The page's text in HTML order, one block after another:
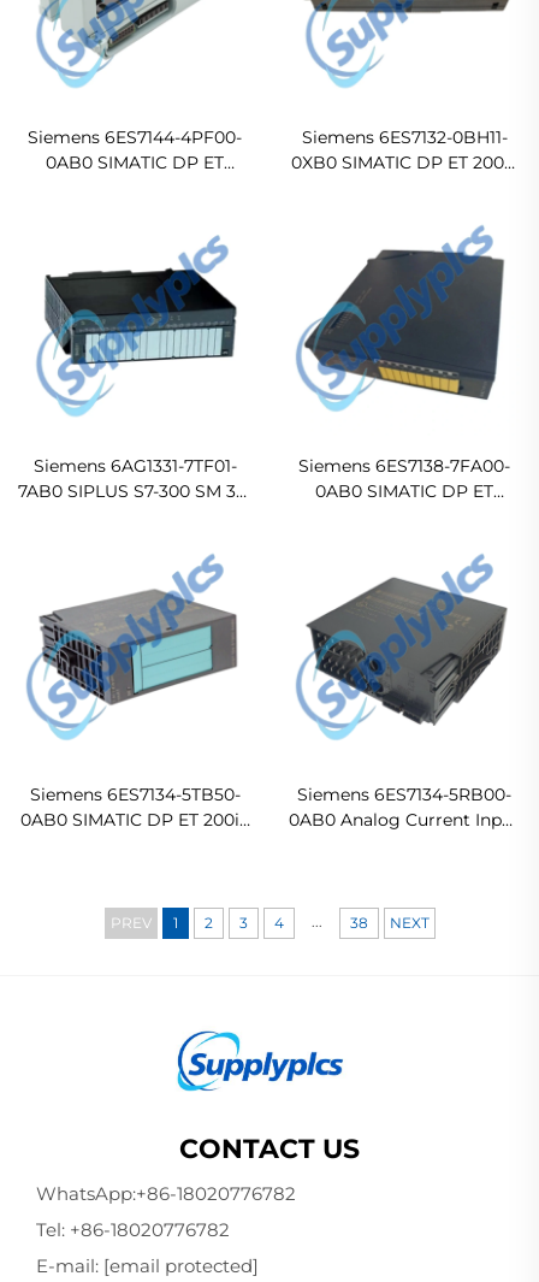
Siemens 6ES7144-4PF00-
0AB0 SIMATIC DP ET
Siemens 6ES7132-0BH11-
0XB0 SIMATIC DP ET 200B
Siemens 6AG1331-7TF01-
7AB0 SIPLUS S7-300 SM 331
Siemens 6ES7138-7FA00-
0AB0 SIMATIC DP ET
Siemens 6ES7134-5TB50-
0AB0 SIMATIC DP ET 200iS
Siemens 6ES7134-5RB00-
0AB0 Analog Current Input
PREV 1 2 3 4 ... 38 NEXT
CONTACT US
WhatsApp:+86-18020776782
Tel: +86-18020776782
E-mail: [email protected]